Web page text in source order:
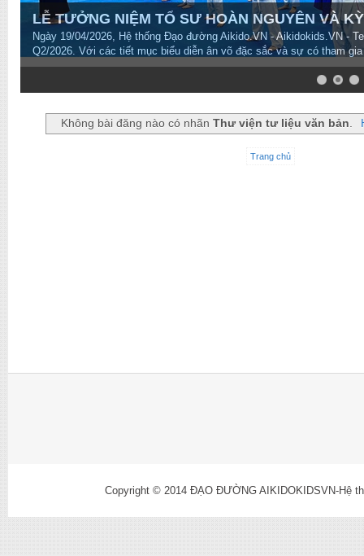
LỄ TƯỞNG NIỆM TỔ SƯ HOÀN NGUYÊN VÀ
Ngày 19/04/2026, Hệ thống Đạo đường Aikido.VN - Aikidokids.VN -
Q2/2026. Với các tiết mục biểu diễn ân võ đặc sắc và sự có tham
Không bài đăng nào có nhãnThư viện tư liệu văn bản
Trang chủ
Copyright © 2014 ĐẠO ĐƯỜNG AIKIDOKIDSVN-Hệ